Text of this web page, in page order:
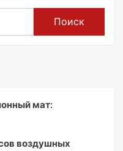
Поиск
мат:
воздушных